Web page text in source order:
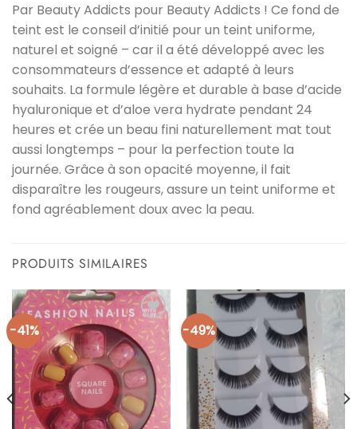
Par Beauty Addicts pour Beauty Addicts ! Ce fond de
teint est le conseil d’initié pour un teint uniforme,
naturel et soigné – car il a été développé avec les
consommateurs d’essence et adapté à leurs
souhaits. La formule légère et durable à base d’acide
hyaluronique et d’aloe vera hydrate pendant 24
heures et crée un beau fini naturellement mat tout
aussi longtemps – pour la perfection toute la
journée. Grâce à son opacité moyenne, il fait
disparaître les rougeurs, assure un teint uniforme et
fond agréablement doux avec la peau.
PRODUITS SIMILAIRES
-41%
Ajouter
à la liste
d’envies
-49%
Ajouter
à la liste
d’envies